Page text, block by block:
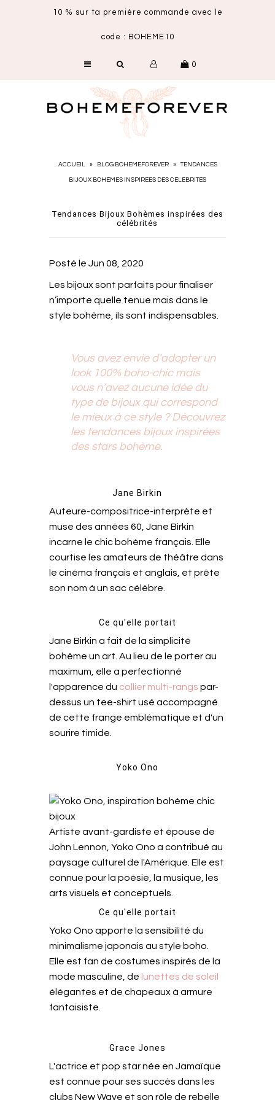
10 % sur ta première commande avec le
code : BOHEME10
0
ACCUEIL » BLOG BOHEMEFOREVER » TENDANCES
BIJOUX BOHÈMES INSPIRÉES DES CÉLÉBRITÉS
Tendances Bijoux Bohèmes inspirées des
célébrités
Posté leJun 08, 2020
Les bijoux sont parfaits pour finaliser
n’importe quelle tenue mais dans le
style bohème, ils sont indispensables.
Vous avez envie d’adopter un
look 100% boho-chic mais
vous n’avez aucune idée du
type de bijoux qui correspond
le mieux à ce style ? Découvrez
les tendances bijoux inspirées
des stars bohème.
Jane Birkin
Auteure-compositrice-interprète et
muse des années 60, Jane Birkin
incarne le chic bohème français. Elle
courtise les amateurs de théâtre dans
le cinéma français et anglais, et prête
son nom à un sac célèbre.
Ce qu'elle portait
Jane Birkin a fait de la simplicité
bohème un art. Au lieu de le porter au
maximum, elle a perfectionné
l'apparence du collier multi-rangs par-
dessus un tee-shirt usé accompagné
de cette frange emblématique et d'un
sourire timide.
Yoko Ono
Artiste avant-gardiste et épouse de
John Lennon, Yoko Ono a contribué au
paysage culturel de l'Amérique. Elle est
connue pour la poésie, la musique, les
arts visuels et conceptuels.
Ce qu'elle portait
Yoko Ono apporte la sensibilité du
minimalisme japonais au style boho.
Elle est fan de costumes inspirés de la
mode masculine, de lunettes de soleil
élégantes et de chapeaux à armure
fantaisiste.
Grace Jones
L'actrice et pop star née en Jamaïque
est connue pour ses succès dans les
clubs New Wave et son rôle de rebelle
CARTE CADEAU